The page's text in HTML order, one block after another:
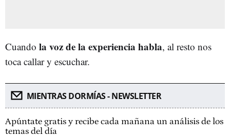
Cuando la voz de la experiencia habla, al resto nos
toca callar y escuchar.
MIENTRAS DORMÍAS - NEWSLETTER
Apúntate gratis y recibe cada mañana un análisis de los
temas del día